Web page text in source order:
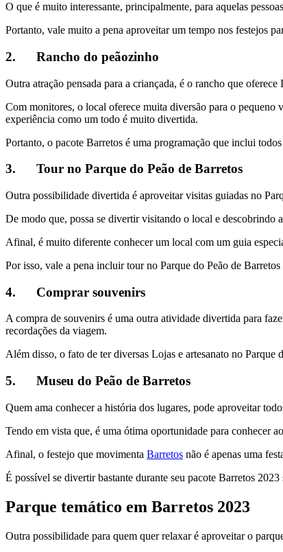
O que é muito interessante, principalmente, para aquelas
Portanto, vale muito a pena aproveitar um tempo nos festejos
2. Rancho do peãozinho
Outra atração pensada para a criançada, é o rancho que
Com monitores, o local oferece muita diversão para o pequeno
experiência como um todo é muito divertida.
Portanto, o pacote Barretos é uma programação que inclui
3. Tour no Parque do Peão de Barretos
Outra possibilidade divertida é aproveitar visitas guiadas no
De modo que, possa se divertir visitando o local e descobrindo
Afinal, é muito diferente conhecer um local com um guia
Por isso, vale a pena incluir tour no Parque do Peão de
4. Comprar souvenirs
A compra de souvenirs é uma outra atividade divertida para
recordações da viagem.
Além disso, o fato de ter diversas Lojas e artesanato no
5. Museu do Peão de Barretos
Quem ama conhecer a história dos lugares, pode aproveitar
Tendo em vista que, é uma ótima oportunidade para conhecer
Afinal, o festejo que movimenta Barretos não é apenas uma
É possível se divertir bastante durante seu pacote Barretos
Parque temático em Barretos 2023
Outra possibilidade para quem quer relaxar é aproveitar o